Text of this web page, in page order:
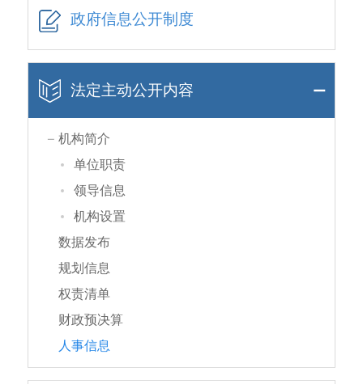
政府信息公开制度
法定主动公开内容
机构简介
单位职责
领导信息
机构设置
数据发布
规划信息
权责清单
财政预决算
人事信息